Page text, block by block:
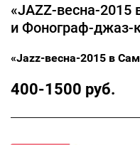
«JAZZ-весна-
и Фонограф-джаз-
«Jazz-весна-2015 в
400-1500 руб.